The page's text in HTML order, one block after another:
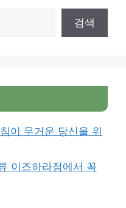
검색
이 무거운 당신을 위
이즈하라점에서 꼭